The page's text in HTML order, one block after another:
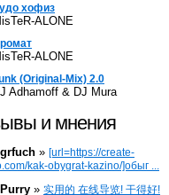
хофиз
ALONE
ALONE
(Original-Mix) 2.0
Adhamoff & DJ Mura
и мнения
» [url=https://create-
kak-obygrat-kazino/]обыг ...
» 实用的 在线导览! 干得好!